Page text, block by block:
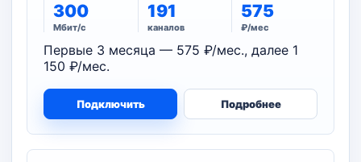
300
Мбит/с
191
каналов
575
₽/мес
Первые 3 месяца — 575 ₽/мес., далее 1
150 ₽/мес.
Подключить Подробнее